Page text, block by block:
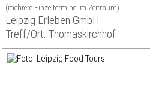
(mehrere Einzeltermine im Zeitraum)
Leipzig Erleben GmbH
Treff/Ort: Thomaskirchhof